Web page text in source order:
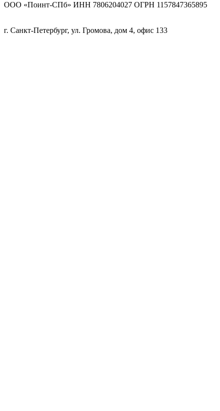
ООО «Поинт-СПб» ИНН 7806204027 ОГРН 1157847365895
г. Санкт-Петербург, ул. Громова, дом 4, офис 133